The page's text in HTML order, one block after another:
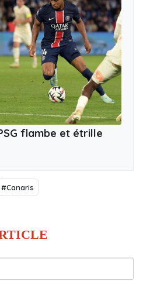
flambe et étrille
#Canaris